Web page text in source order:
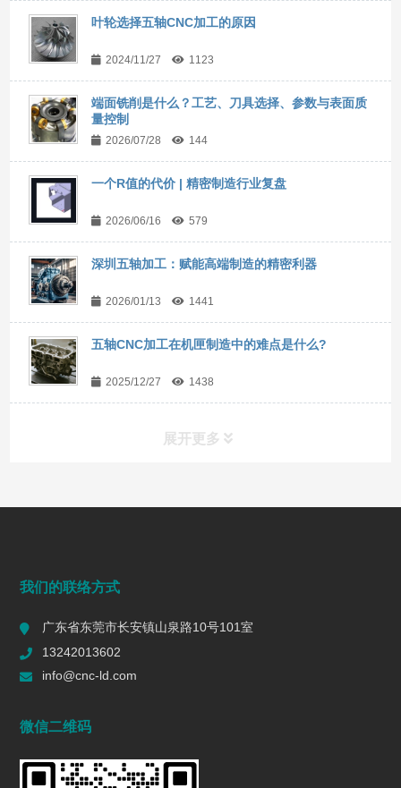
叶轮选择五轴CNC加工的原因
2024/11/27 1123
端面铣削是什么？工艺、刀具选择、参数与表面质
量控制
2026/07/28 144
一个R值的代价 | 精密制造行业复盘
2026/06/16 579
深圳五轴加工：赋能高端制造的精密利器
2026/01/13 1441
五轴CNC加工在机匣制造中的难点是什么?
2025/12/27 1438
展开更多
2026/07/28 144
2026/01/13
五轴CNC加工在机匣制造中的难点是什么?
我们的联络方式
广东省东莞市长安镇山泉路10号101室
13242013602
info@cnc-ld.com
微信二维码